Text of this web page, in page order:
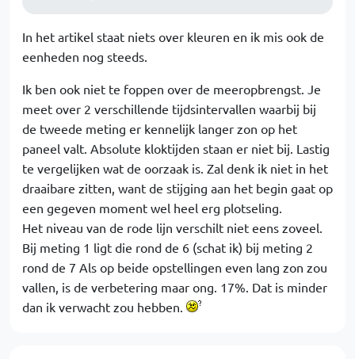
In het artikel staat niets over kleuren en ik mis ook de
eenheden nog steeds.
Ik ben ook niet te foppen over de meeropbrengst. Je
meet over 2 verschillende tijdsintervallen waarbij bij
de tweede meting er kennelijk langer zon op het
paneel valt. Absolute kloktijden staan er niet bij. Lastig
te vergelijken wat de oorzaak is. Zal denk ik niet in het
draaibare zitten, want de stijging aan het begin gaat op
een gegeven moment wel heel erg plotseling.
Het niveau van de rode lijn verschilt niet eens zoveel.
Bij meting 1 ligt die rond de 6 (schat ik) bij meting 2
rond de 7 Als op beide opstellingen even lang zon zou
vallen, is de verbetering maar ong. 17%. Dat is minder
dan ik verwacht zou hebben.